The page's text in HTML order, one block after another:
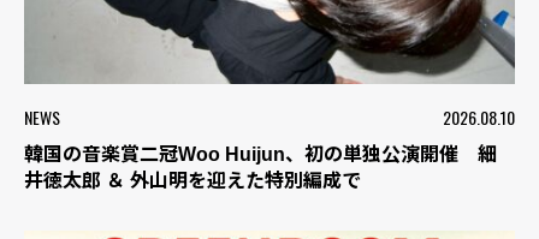
NEWS 2026.08.10
韓国の音楽賞二冠Woo Huijun、初の単独公演開催 細
井徳太郎 ＆ 外山明を迎えた特別編成で